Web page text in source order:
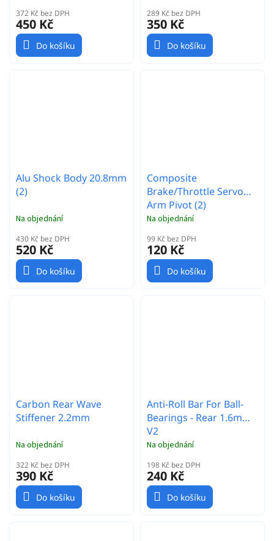
372 Kč bez DPH
450 Kč
Do košíku
289 Kč bez DPH
350 Kč
Do košíku
Alu Shock Body 20.8mm
(2)
Na objednání
430 Kč bez DPH
520 Kč
Do košíku
Composite
Brake/Throttle Servo
Arm Pivot (2)
Na objednání
99 Kč bez DPH
120 Kč
Do košíku
Carbon Rear Wave
Stiffener 2.2mm
Na objednání
322 Kč bez DPH
390 Kč
Do košíku
Anti-Roll Bar For Ball-
Bearings - Rear 1.6mm -
V2
Na objednání
198 Kč bez DPH
240 Kč
Do košíku